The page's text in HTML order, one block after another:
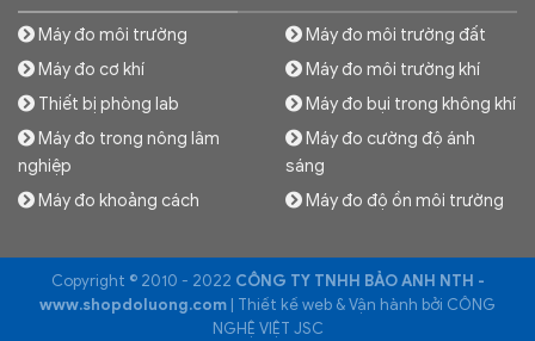
Máy đo môi trường
Máy đo cơ khí
Thiết bị phòng lab
Máy đo trong nông lâm
nghiệp
Máy đo khoảng cách
Máy đo môi trường đất
Máy đo môi trường khí
Máy đo bụi trong không khí
Máy đo cường độ ánh
sáng
Máy đo độ ồn môi trường
Copyright © 2010 - 2022 CÔNG TY TNHH BẢO ANH NTH -
www.shopdoluong.com | Thiết kế web & Vận hành bởi CÔNG
NGHỆ VIỆT JSC